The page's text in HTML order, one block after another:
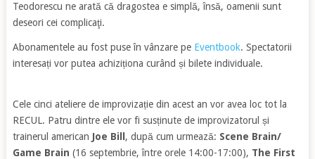
Teodorescu ne arată că dragostea e simplă, însă, oamenii sunt
deseori cei complicaţi.
Abonamentele au fost puse în vânzare pe Eventbook. Spectatorii
interesați vor putea achiziționa curând și bilete individuale.
Cele cinci ateliere de improvizație din acest an vor avea loc tot la
RECUL. Patru dintre ele vor fi susținute de improvizatorul și
trainerul american Joe Bill , după cum urmează: Scene Brain/
Game Brain (16 septembrie, între orele 14:00-17:00), The First